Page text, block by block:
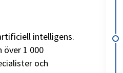
intelligens.
över 1 000
och